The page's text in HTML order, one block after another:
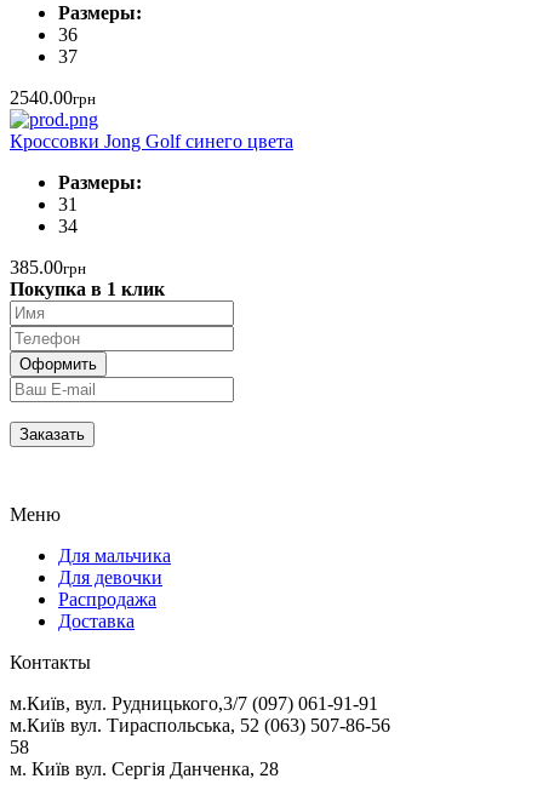
Размеры:
36
37
2540.00грн
Кроссовки Jong Golf синего цвета
Размеры:
31
34
385.00грн
Покупка в 1 клик
Меню
Для мальчика
Для девочки
Распродажа
Доставка
Контакты
м.Київ, вул. Рудницького,3/7 (097) 061-91-91
м.Київ вул. Тираспольська, 52 (063) 507-86-56
58
м. Київ вул. Сергія Данченка, 28